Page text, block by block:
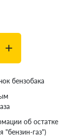
бензобака
об остатке
"бензин-газ")